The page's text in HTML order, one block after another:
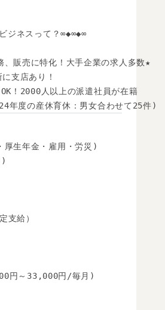
ジネスって？∞◆∞◆∞
、販売に特化！大手企業の求人多数★
支店あり！
！2000人以上の派遣社員が在籍
年度の産休育休：男女合わせて25件)
厚生年金・雇用・労災)
)
支給）
円～33,000円/毎月)